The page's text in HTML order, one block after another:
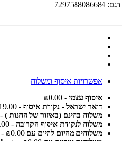
דגם: 7297588086684
אפשרויות איסוף ומשלוח
איסוף עצמי - ₪0.00
דואר ישראל - נקודת איסוף - ₪19.00
משלוח בחינם (באיזור של החנות ) - ₪0.00
משלוח לנקודת איסוף הקרובה - ₪0.00
משלוחים מהיום להיום עם Get Package - ₪0.00